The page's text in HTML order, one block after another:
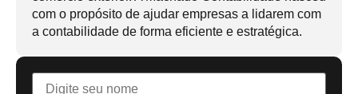
com o propósito de ajudar empresas a lidarem com
a contabilidade de forma eficiente e estratégica.